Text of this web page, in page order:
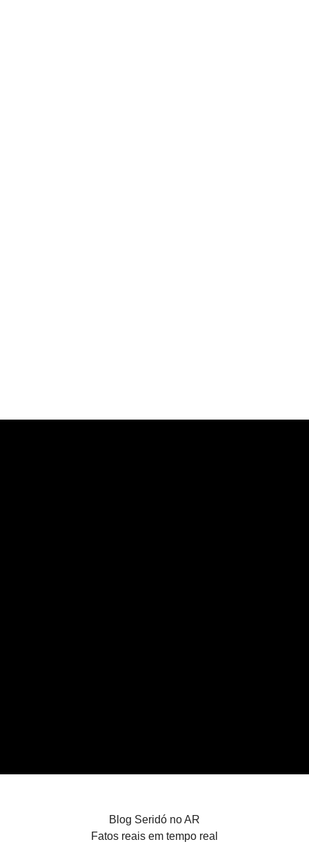
Blog Seridó no AR
Fatos reais em tempo real